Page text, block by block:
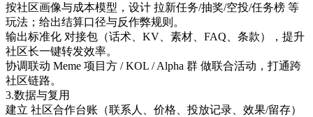
按社区画像与成本模型，设计 拉新任务/抽奖/空投/任务榜 等
玩法；给出结算口径与反作弊规则。
输出标准化 对接包（话术、KV、素材、FAQ、条款），提升
社区长一键转发效率。
协调联动 Meme 项目方 / KOL / Alpha 群 做联合活动，打通跨
社区链路。
3.数据与复用
建立 社区合作台账（联系人、价格、投放记录、效果/留存）